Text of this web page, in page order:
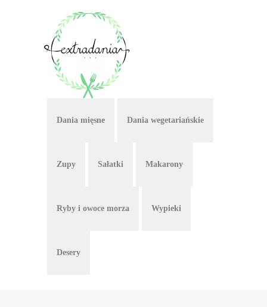
Dania mięsne Dania wegetariańskie
Zupy Sałatki Makarony
Ryby i owoce morza Wypieki
Desery